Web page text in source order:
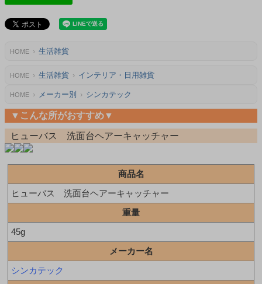
HOME 生活雑貨
HOME 生活雑貨 インテリア・日用雑貨
HOME メーカー別 シンカテック
▼こんな所がおすすめ▼
ヒューバス 洗面台ヘアーキャッチャー
商品名
ヒューバス 洗面台ヘアーキャッチャー
重量
45g
メーカー名
シンカテック